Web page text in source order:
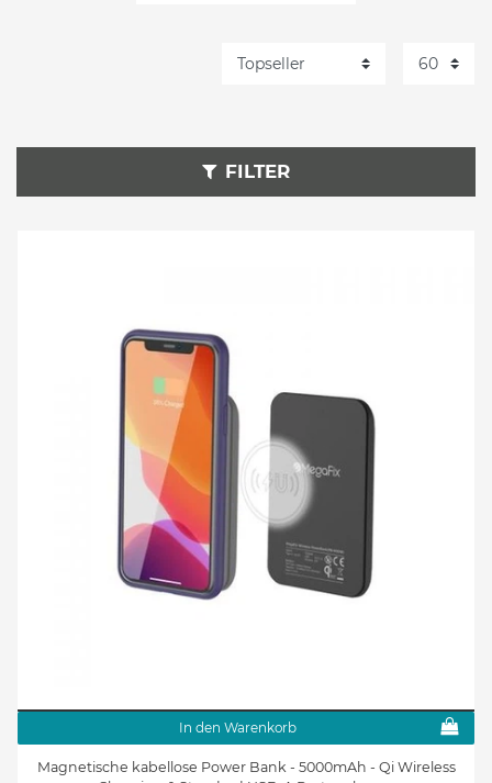
FILTER
In den Warenkorb
Magnetische kabellose Power Bank - 5000mAh - Qi Wireless